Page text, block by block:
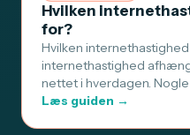
Hvilken
for?
Hvilken
internethastighed
nettet i hverdagen. Nogle
Læs guiden →